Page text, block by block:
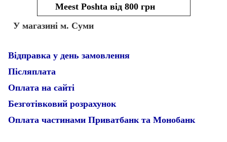
Meest Poshta від 800 грн
У магазині м. Суми
Відправка у день замовлення
Післяплата
Оплата на сайті
Безготівковий розрахунок
Оплата частинами Приватбанк та Монобанк